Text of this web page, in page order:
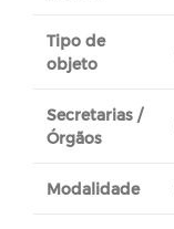
Tipo de
objeto
Secretarias /
Órgãos
Modalidade